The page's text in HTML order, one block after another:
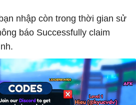
nhập còn trong thời gian sử
báo Successfully claim